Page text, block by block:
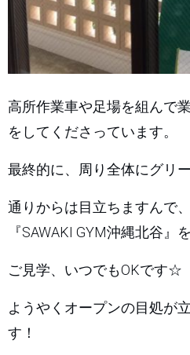
高所作業車や足場を組んで
をしてくださっています。
最終的に、周り全体にグリ
通りからは目立ちますんで
『SAWAKI GYM沖縄北谷』
ご見学、いつでもOKです☆
ようやくオープンの目処が
す！